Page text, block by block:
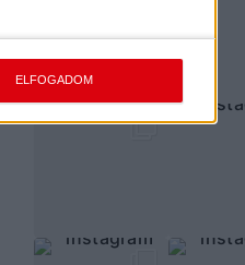
ELFOGADOM